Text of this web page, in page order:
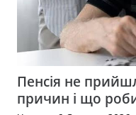
Пенсія не
причин і що